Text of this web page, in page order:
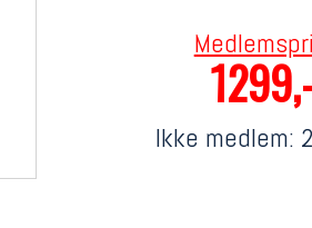
Ikke medlem: